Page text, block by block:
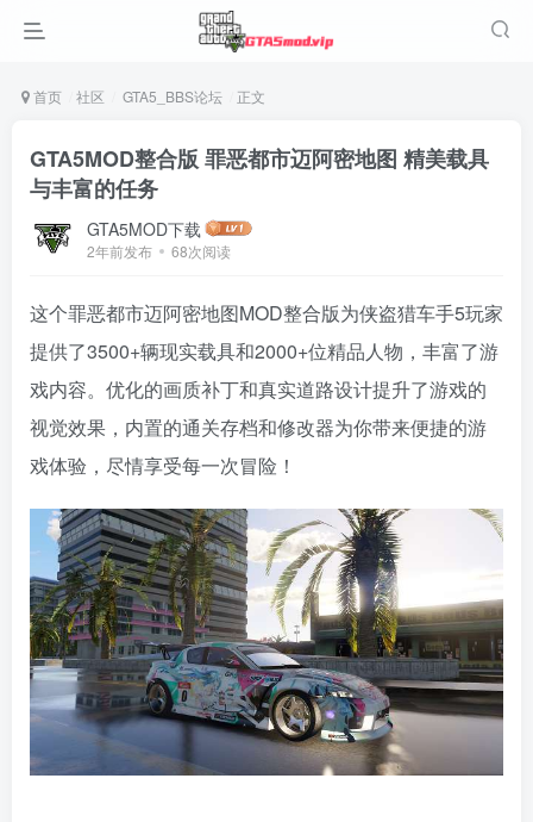
首页 社区 GTA5_BBS论坛 正文
GTA5MOD整合版 罪恶都市迈阿密地图 精美载具
与丰富的任务
GTA5MOD下载
2年前发布 68次阅读
这个罪恶都市迈阿密地图MOD整合版为侠盗猎车手5玩家
提供了3500+辆现实载具和2000+位精品人物，丰富了游
戏内容。优化的画质补丁和真实道路设计提升了游戏的
视觉效果，内置的通关存档和修改器为你带来便捷的游
戏体验，尽情享受每一次冒险！